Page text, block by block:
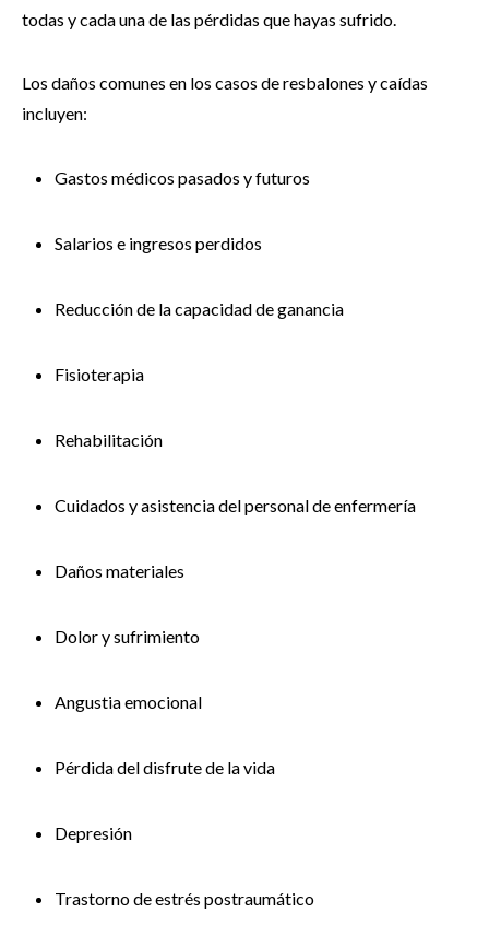
todas y cada una de las pérdidas que hayas sufrido.
Los daños comunes en los casos de resbalones y caídas
incluyen:
Gastos médicos pasados y futuros
Salarios e ingresos perdidos
Reducción de la capacidad de ganancia
Fisioterapia
Rehabilitación
Cuidados y asistencia del personal de enfermería
Daños materiales
Dolor y sufrimiento
Angustia emocional
Pérdida del disfrute de la vida
Depresión
Trastorno de estrés postraumático